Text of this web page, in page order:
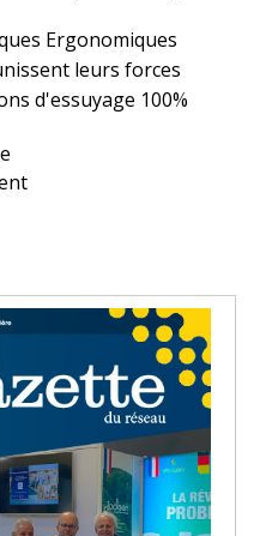
Ergonomiques
leurs forces
d'essuyage 100%